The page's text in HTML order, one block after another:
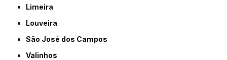
Limeira
Louveira
São José dos Campos
Valinhos